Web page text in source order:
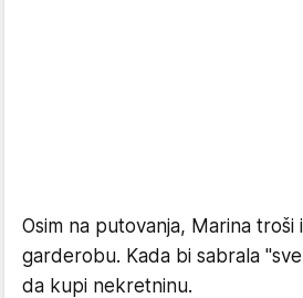
Osim na putovanja, Marina
garderobu. Kada bi sabrala
da kupi nekretninu.